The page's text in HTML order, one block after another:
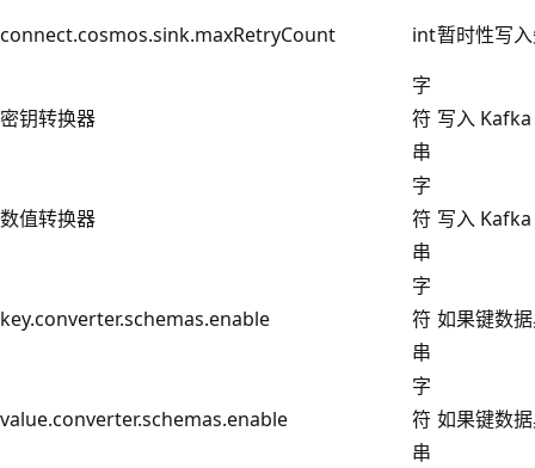
connect.cosmos.sink.maxRetryCount int暂时性写
密钥转换器
字
符
串
写入
数值转换器
字
符
串
写入
key.converter.schemas.enable
字
符
串
如果键数
value.converter.schemas.enable
字
符
串
如果键数